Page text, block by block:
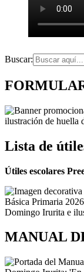
Buscar:
Lista de
Útiles escolares
MANUAL